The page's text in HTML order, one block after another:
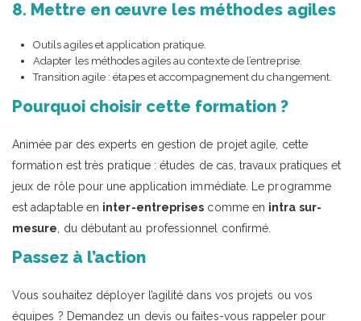
8. Mettre en œuvre les méthodes agiles
Outils agiles et application pratique.
Adapter les méthodes agiles au contexte de l’entreprise.
Transition agile : étapes et accompagnement du changement.
Pourquoi choisir cette formation ?
Animée par des experts en gestion de projet agile, cette
formation est très pratique : études de cas, travaux pratiques et
jeux de rôle pour une application immédiate. Le programme
est adaptable en inter-entreprises comme en intra sur-
mesure, du débutant au professionnel confirmé.
Passez à l’action
Vous souhaitez déployer l’agilité dans vos projets ou vos
équipes ? Demandez un devis ou faites-vous rappeler pour